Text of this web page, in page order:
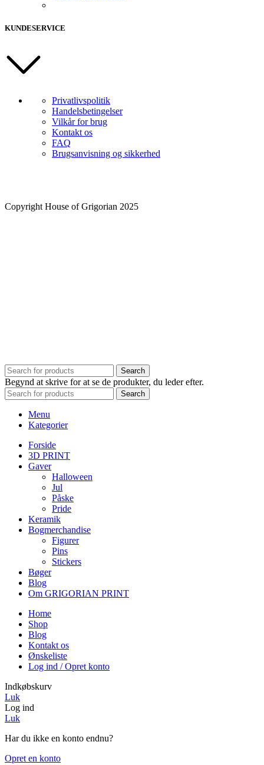
KUNDESERVICE
Privatlivspolitik
Handelsbetingelser
Vilkår for brug
Kontakt os
FAQ
Brugsanvisning og sikkerhed
Copyright House of Grigorian 2025
Search
Begynd at skrive for at se de produkter, du leder efter.
Search
Menu
Kategorier
Forside
3D PRINT
Gaver
Halloween
Jul
Påske
Pride
Keramik
Bogmerchandise
Figurer
Pins
Stickers
Bøger
Blog
Om GRIGORIAN PRINT
Home
Shop
Blog
Kontakt os
Ønskeliste
Log ind / Opret konto
Indkøbskurv
Luk
Log ind
Luk
Har du ikke en konto endnu?
Opret en konto